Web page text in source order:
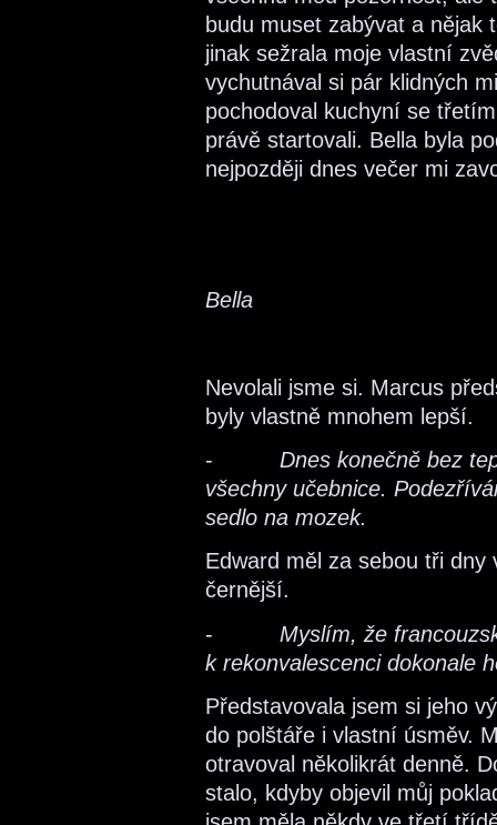
budu muset zabývat a nějak
jinak sežrala moje vlastní
vychutnával si pár klidných
pochodoval kuchyní se
právě startovali. Bella byla
nejpozději dnes večer mi
Bella
Nevolali jsme si. Marcus
byly vlastně mnohem lepší.
- Dnes konečně bez
všechny učebnice.
sedlo na mozek.
Edward měl za sebou tři
černější.
- Myslím, že
k rekonvalescenci dokonale
Představovala jsem si jeho
do polštáře i vlastní úsměv.
otravoval několikrát denně.
stalo, kdyby objevil můj